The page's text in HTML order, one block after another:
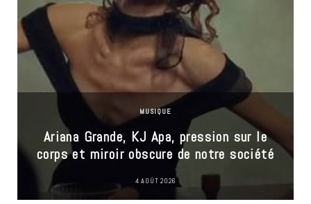
MUSIQUE
Ariana Grande, KJ Apa, pression sur le
corps et miroir obscure de notre société
4 AOÛT 2026